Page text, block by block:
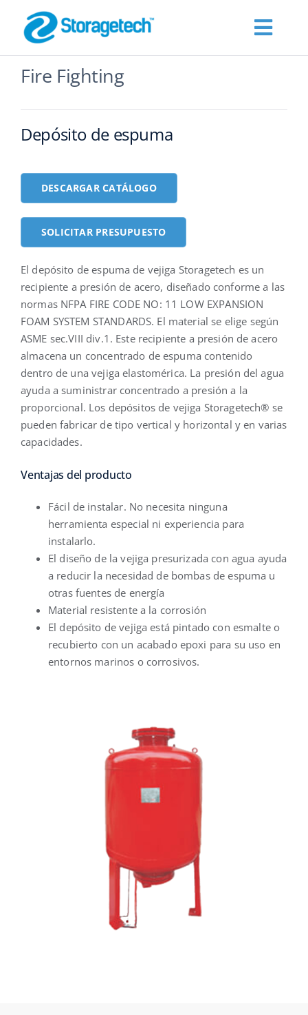
content
Español
Fire Fighting
Depósito de espuma
DESCARGAR CATÁLOGO
SOLICITAR PRESUPUESTO
El depósito de espuma de vejiga Storagetech es un
recipiente a presión de acero, diseñado conforme a las
normas NFPA FIRE CODE NO: 11 LOW EXPANSION
FOAM SYSTEM STANDARDS. El material se elige según
ASME sec.VIII div.1. Este recipiente a presión de acero
almacena un concentrado de espuma contenido
dentro de una vejiga elastomérica. La presión del agua
ayuda a suministrar concentrado a presión a la
proporcional. Los depósitos de vejiga Storagetech® se
pueden fabricar de tipo vertical y horizontal y en varias
capacidades.
Ventajas del producto
Fácil de instalar. No necesita ninguna
herramienta especial ni experiencia para
instalarlo.
El diseño de la vejiga presurizada con agua ayuda
a reducir la necesidad de bombas de espuma u
otras fuentes de energía
Material resistente a la corrosión
El depósito de vejiga está pintado con esmalte o
recubierto con un acabado epoxi para su uso en
entornos marinos o corrosivos.